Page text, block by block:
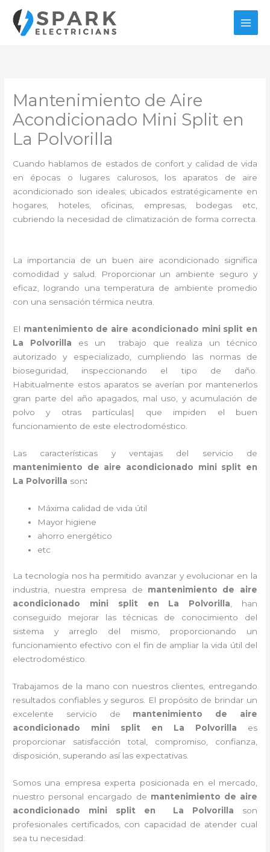
contenido
Mantenimiento de Aire
Acondicionado Mini Split en
La Polvorilla
Cuando hablamos de estados de confort y calidad de vida
en épocas o lugares calurosos, los aparatos de aire
acondicionado son ideales; ubicados estratégicamente en
hogares, hoteles, oficinas, empresas, bodegas etc,
cubriendo la necesidad de climatización de forma correcta.
La importancia de un buen aire acondicionado significa
comodidad y salud. Proporcionar un ambiente seguro y
eficaz, logrando una temperatura de ambiente promedio
con una sensación térmica neutra.
El mantenimiento de aire acondicionado mini split en
La Polvorilla
es un
trabajo que realiza un técnico
autorizado y especializado, cumpliendo las normas de
bioseguridad, inspeccionando el tipo de daño.
Habitualmente estos aparatos se averían por mantenerlos
gran parte del año apagados, mal uso, y acumulación de
polvo y otras partículas| que impiden el buen
funcionamiento de este electrodoméstico.
Las características y ventajas del servicio de
mantenimiento de aire acondicionado mini split en
La Polvorilla son:
Máxima calidad de vida útil
Mayor higiene
ahorro energético
etc
La tecnología nos ha permitido avanzar y evolucionar en la
industria, nuestra empresa de mantenimiento de aire
acondicionado mini spliten La Polvorilla, han
conseguido mejorar las técnicas de conocimiento del
sistema y arreglo del mismo, proporcionando un
funcionamiento efectivo con el fin de ampliar la vida útil del
electrodoméstico.
Trabajamos de la mano con nuestros clientes, entregando
resultados confiables y seguros. El propósito de brindar un
excelente servicio de mantenimiento de aire
acondicionado mini split en La Polvorilla
es
proporcionar satisfacción total, compromiso, confianza,
disposición, superando así las expectativas.
Somos una empresa experta posicionada en el mercado,
nuestro personal encargado de mantenimiento de aire
acondicionado mini split en La Polvorilla
son
profesionales certificados, con capacidad de atender cual
sea tu necesidad: